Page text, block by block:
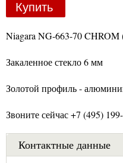
Купить
Niagara NG-663-70 CHROM
Закаленное стекло 6 мм
Золотой профиль -
Звоните сейчас +7 (495)
Контактные данные